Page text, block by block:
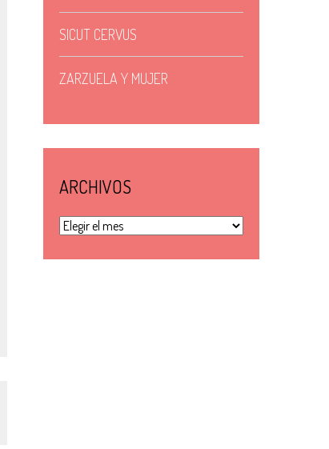
SICUT CERVUS
ZARZUELA Y MUJER
ARCHIVOS
Archivos